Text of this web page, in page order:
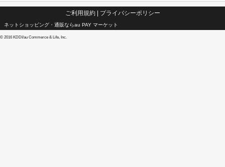
ご利用規約| プライバシーポリシー
ネットショッピング・通販ならau PAY マーケット
© 2016 KDDI/au Commerce & Life, Inc.